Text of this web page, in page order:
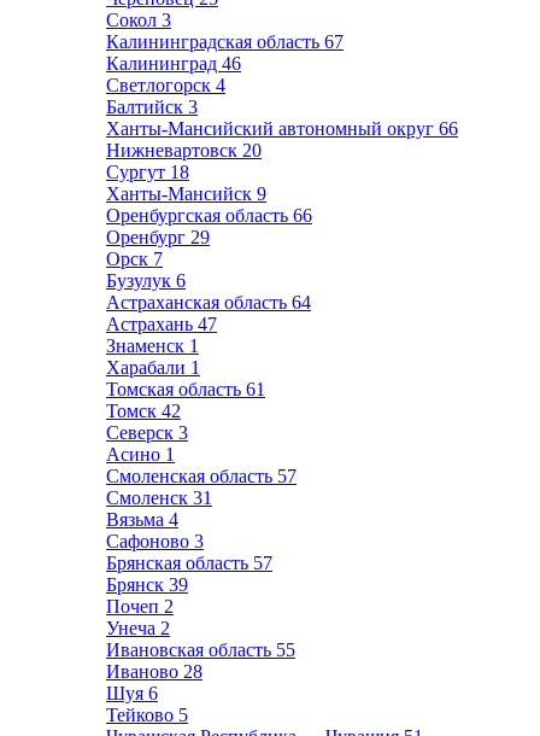
Сокол 3
Калининградская область 67
Калининград 46
Светлогорск 4
Балтийск 3
Ханты-Мансийский автономный округ 66
Нижневартовск 20
Сургут 18
Ханты-Мансийск 9
Оренбургская область 66
Оренбург 29
Орск 7
Бузулук 6
Астраханская область 64
Астрахань 47
Знаменск 1
Харабали 1
Томская область 61
Томск 42
Северск 3
Асино 1
Смоленская область 57
Смоленск 31
Вязьма 4
Сафоново 3
Брянская область 57
Брянск 39
Почеп 2
Унеча 2
Ивановская область 55
Иваново 28
Шуя 6
Тейково 5